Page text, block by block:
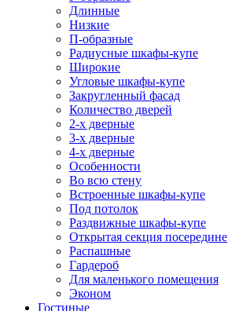
Длинные
Низкие
П-образные
Радиусные шкафы-купе
Широкие
Угловые шкафы-купе
Закругленный фасад
Количество дверей
2-х дверные
3-х дверные
4-х дверные
Особенности
Во всю стену
Встроенные шкафы-купе
Под потолок
Раздвижные шкафы-купе
Открытая секция посередине
Распашные
Гардероб
Для маленького помещения
Эконом
Гостиные